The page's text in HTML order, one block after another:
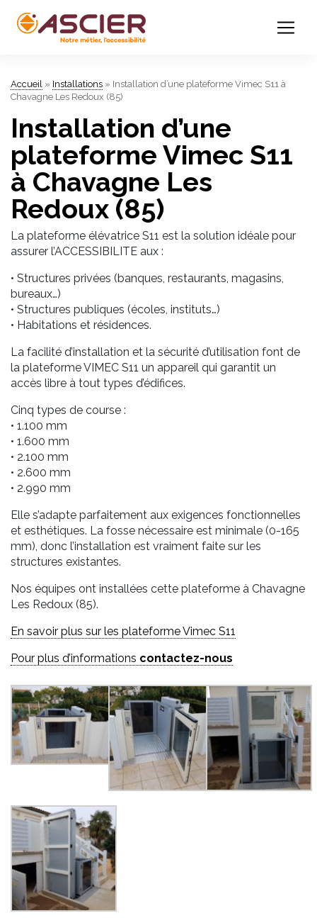
Accueil » Installations » Installation d’une plateforme Vimec S11 à
Chavagne Les Redoux (85)
Installation d’une
plateforme Vimec S11
à Chavagne Les
Redoux (85)
La plateforme élévatrice S11 est la solution idéale pour
assurer l’ACCESSIBILITE aux :
• Structures privées (banques, restaurants, magasins,
bureaux…)
• Structures publiques (écoles, instituts…)
• Habitations et résidences.
La facilité d’installation et la sécurité d’utilisation font de
la plateforme VIMEC S11 un appareil qui garantit un
accès libre à tout types d’édifices.
Cinq types de course :
• 1.100 mm
• 1.600 mm
• 2.100 mm
• 2.600 mm
• 2.990 mm
Elle s’adapte parfaitement aux exigences fonctionnelles
et esthétiques. La fosse nécessaire est minimale (0-165
mm), donc l’installation est vraiment faite sur les
structures existantes.
Nos équipes ont installées cette plateforme à Chavagne
Les Redoux (85).
En savoir plus sur les plateforme Vimec S11
Pour plus d’informations contactez-nous